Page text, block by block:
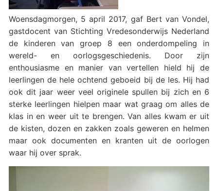
Woensdagmorgen, 5 april 2017, gaf Bert van Vondel,
gastdocent van Stichting Vredesonderwijs Nederland
de kinderen van groep 8 een onderdompeling in
wereld- en oorlogsgeschiedenis. Door zijn
enthousiasme en manier van vertellen hield hij de
leerlingen de hele ochtend geboeid bij de les. Hij had
ook dit jaar weer veel originele spullen bij zich en 6
sterke leerlingen hielpen maar wat graag om alles de
klas in en weer uit te brengen. Van alles kwam er uit
de kisten, dozen en zakken zoals geweren en helmen
maar ook documenten en kranten uit de oorlogen
waar hij over sprak.